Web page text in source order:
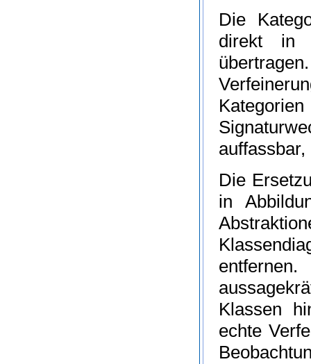
Die
direkt in
Die
in
Klassen
echte